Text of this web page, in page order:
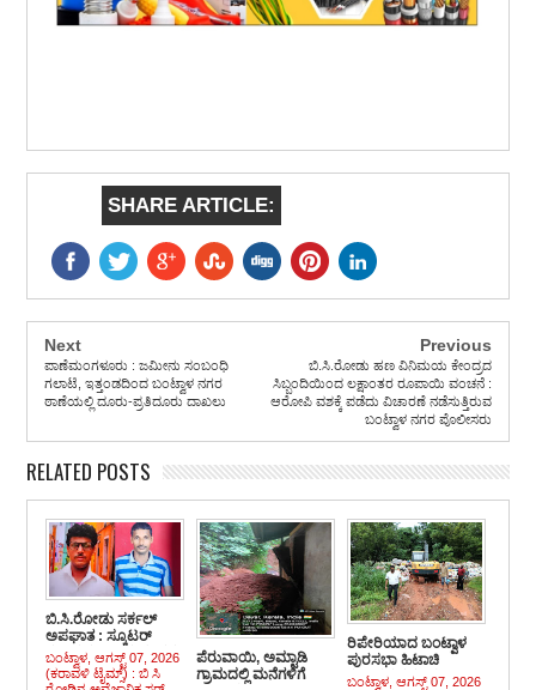
SHARE ARTICLE:
Next
ಪಾಣೆಮಂಗಳೂರು : ಜಮೀನು ಸಂಬಂಧಿ
ಗಲಾಟೆ, ಇತ್ತಂಡದಿಂದ ಬಂಟ್ವಾಳ ನಗರ
ಠಾಣೆಯಲ್ಲಿ ದೂರು-ಪ್ರತಿದೂರು ದಾಖಲು
Previous
ಬಿ.ಸಿ.ರೋಡು ಹಣ ವಿನಿಮಯ ಕೇಂದ್ರದ
ಸಿಬ್ಬಂದಿಯಿಂದ ಲಕ್ಷಾಂತರ ರೂಪಾಯಿ ವಂಚನೆ :
ಆರೋಪಿ ವಶಕ್ಕೆ ಪಡೆದು ವಿಚಾರಣೆ ನಡೆಸುತ್ತಿರುವ
ಬಂಟ್ವಾಳ ನಗರ ಪೊಲೀಸರು
RELATED POSTS
ಬಿ.ಸಿ.ರೋಡು ಸರ್ಕಲ್
ಅಪಘಾತ : ಸ್ಕೂಟರ್
ಸವಾರ ಕೂಡಾ ಮೃತ್ಯು ವಶ
ಬಂಟ್ವಾಳ, ಆಗಸ್ಟ್ 07, 2026
(ಕರಾವಳಿ ಟೈಮ್ಸ್) : ಬಿ ಸಿ
ಪೆರುವಾಯಿ, ಅಮ್ಟಾಡಿ
ಗ್ರಾಮದಲ್ಲಿ ಮನೆಗಳಿಗೆ
ರಿಪೇರಿಯಾದ ಬಂಟ್ವಾಳ
ಪುರಸಭಾ ಹಿಟಾಚಿ
ಕಂಚಿನಡ್ಕಪದವಿನಲ್ಲಿ
ಬಂಟ್ವಾಳ, ಆಗಸ್ಟ್ 07, 2026